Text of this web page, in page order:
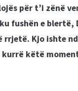
për t’i zënë
fushën e
Kjo ishte
këtë